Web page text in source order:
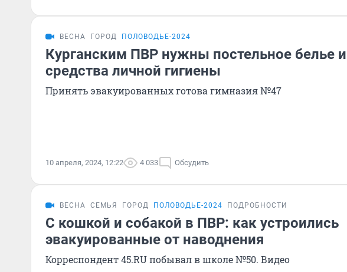
ВЕСНА ГОРОД ПОЛОВОДЬЕ-2024
Курганским ПВР нужны постельное белье и
средства личной гигиены
Принять эвакуированных готова гимназия №47
10 апреля, 2024, 12:22 4 033 Обсудить
ВЕСНА СЕМЬЯ ГОРОД ПОЛОВОДЬЕ-2024 ПОДРОБНОСТИ
С кошкой и собакой в ПВР: как устроились
эвакуированные от наводнения
Корреспондент 45.RU побывал в школе №50. Видео